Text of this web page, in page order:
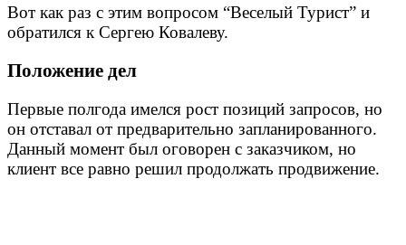
Вот как раз с этим вопросом “Веселый Турист” и
обратился к Сергею Ковалеву.
Положение дел
Первые полгода имелся рост позиций запросов, но
он отставал от предварительно запланированного.
Данный момент был оговорен с заказчиком, но
клиент все равно решил продолжать продвижение.